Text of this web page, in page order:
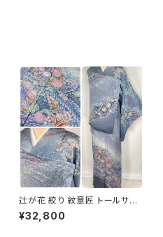
辻が花 絞り 紋意匠 トールサイ
ズ 金彩 訪問着 正絹 袷 青 ブル
ー 紫 1273
¥32,800